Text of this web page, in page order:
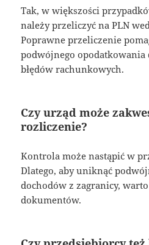
Tak, w większości
należy przeliczyć na PLN
Poprawne przeliczenie
podwójnego opodatkowania
błędów rachunkowych.
Czy urząd może
rozliczenie?
Kontrola może nastąpić w
Dlatego, aby uniknąć
dochodów z zagranicy,
dokumentów.